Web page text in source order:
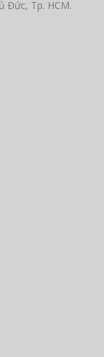
nhanh chóng.
Đức, Tp. HCM.